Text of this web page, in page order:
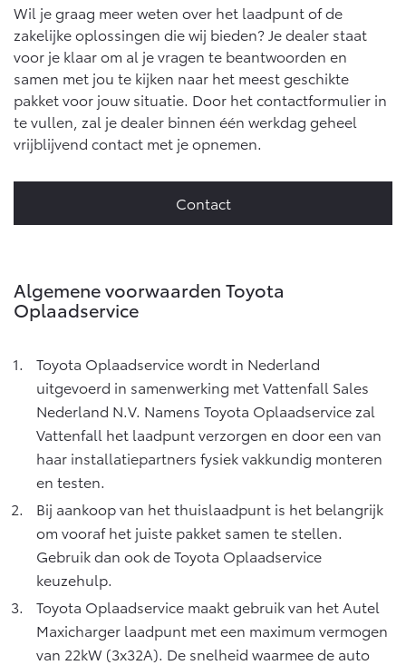
Wil je graag meer weten over het laadpunt of de
zakelijke oplossingen die wij bieden? Je dealer staat
voor je klaar om al je vragen te beantwoorden en
samen met jou te kijken naar het meest geschikte
pakket voor jouw situatie. Door het contactformulier in
te vullen, zal je dealer binnen één werkdag geheel
vrijblijvend contact met je opnemen.
Contact
Algemene voorwaarden Toyota
Oplaadservice
Toyota Oplaadservice wordt in Nederland
uitgevoerd in samenwerking met Vattenfall Sales
Nederland N.V. Namens Toyota Oplaadservice zal
Vattenfall het laadpunt verzorgen en door een van
haar installatiepartners fysiek vakkundig monteren
en testen.
Bij aankoop van het thuislaadpunt is het belangrijk
om vooraf het juiste pakket samen te stellen.
Gebruik dan ook de Toyota Oplaadservice
keuzehulp.
Toyota Oplaadservice maakt gebruik van het Autel
Maxicharger laadpunt met een maximum vermogen
van 22kW (3x32A). De snelheid waarmee de auto